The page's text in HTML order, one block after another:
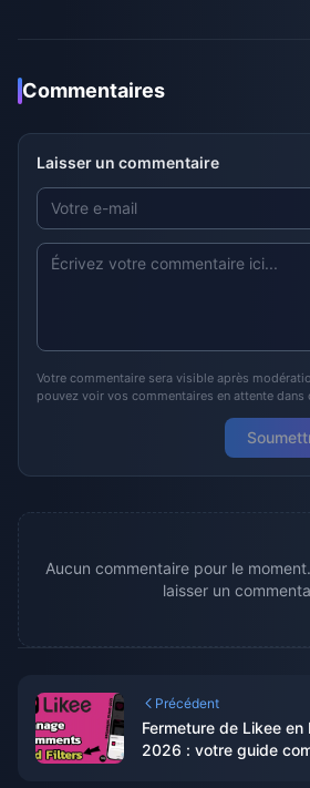
Commentaires
Laisser un commentaire
Votre commentaire sera visible après
pouvez voir vos commentaires en attente dans
Aucun commentaire pour le
laisser un
Précédent
Fermeture de Likee
2026 : votre guide